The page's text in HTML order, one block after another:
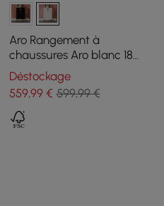
Aro Rangement à
chaussures Aro blanc 18
paires d'armoires à
chaussures en or
Déstockage
559,99€ 599,99 €